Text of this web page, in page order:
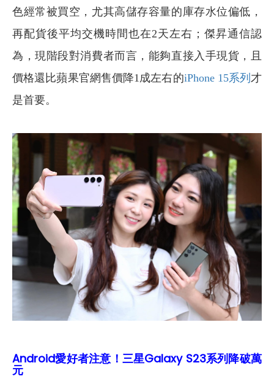
色經常被買空，尤其高儲存容量的庫存水位偏低，
再配貨後平均交機時間也在2天左右；傑昇通信認
為，現階段對消費者而言，能夠直接入手現貨，且
價格還比蘋果官網售價降1成左右的iPhone 15系列才
是首要。
Android愛好者注意！三星Galaxy S23系列降破萬
元